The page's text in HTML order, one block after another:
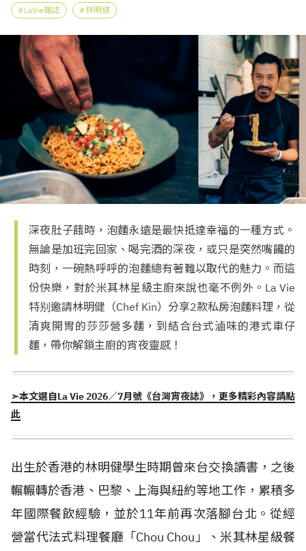
LaVie雜誌 林明健
深夜肚子餓時，泡麵永遠是最快抵達幸福的一種方式。
無論是加班完回家、喝完酒的深夜，或只是突然嘴饞的
時刻，一碗熱呼呼的泡麵總有著難以取代的魅力。而這
份快樂，對於米其林星級主廚來說也毫不例外。La Vie
特别邀請林明健（Chef Kin）分享2款私房泡麵料理，從
清爽開胃的莎莎營多麵，到結合台式滷味的港式車仔
麵，帶你解鎖主廚的宵夜靈感！
➣本文選自La Vie 2026／7月號《台灣宵夜誌》，更多精彩內容請點
此
出生於香港的林明健學生時期曾來台交換讀書，之後
輾輾轉於香港、巴黎、上海與紐約等地工作，累積多
年國際餐飲經驗，並於11年前再次落腳台北。從經
營當代法式料理餐廳「Chou Chou」、米其林星級餐